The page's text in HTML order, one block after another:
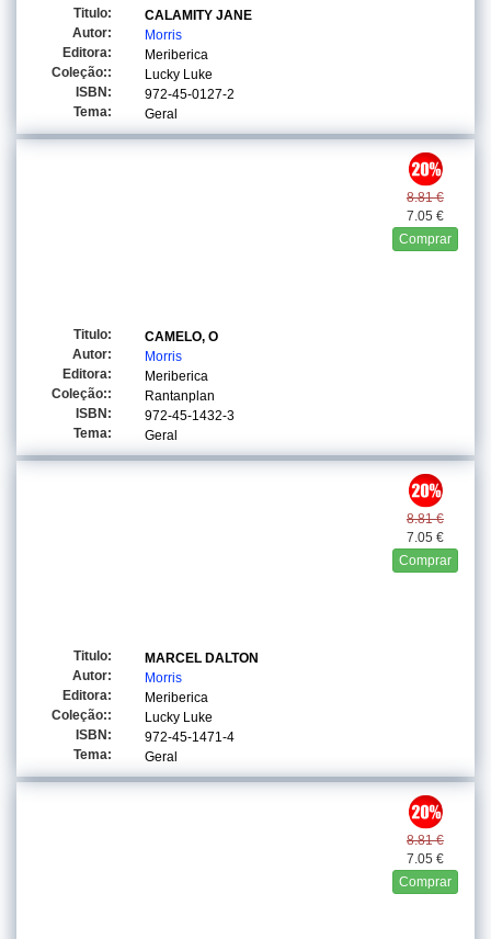
Titulo:
CALAMITY JANE
Autor:
Morris
Editora:
Meriberica
Coleção::
Lucky Luke
ISBN:
972-45-0127-2
Tema:
Geral
8.81 €
7.05 €
Comprar
Titulo:
CAMELO, O
Autor:
Morris
Editora:
Meriberica
Coleção::
Rantanplan
ISBN:
972-45-1432-3
Tema:
Geral
8.81 €
7.05 €
Comprar
Titulo:
MARCEL DALTON
Autor:
Morris
Editora:
Meriberica
Coleção::
Lucky Luke
ISBN:
972-45-1471-4
Tema:
Geral
8.81 €
7.05 €
Comprar